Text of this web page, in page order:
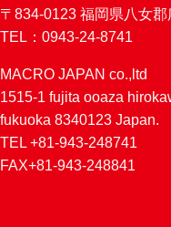
〒834-0123 福岡県八女
TEL：0943-24-8741
MACRO JAPAN co.,ltd
1515-1 fujita ooaza
fukuoka 8340123 Japan.
TEL +81-943-248741
FAX+81-943-248841